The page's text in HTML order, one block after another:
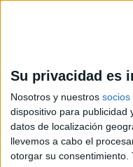
Su privacidad es
Nosotros y nuestros socios
dispositivo para publicidad
datos de localización
llevemos a cabo el
otorgar su consentimiento.